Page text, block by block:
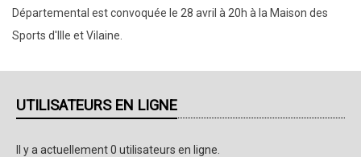
Départemental est convoquée le 28 avril à 20h à la Maison des
Sports d'Ille et Vilaine.
UTILISATEURS EN LIGNE
Il y a actuellement 0 utilisateurs en ligne.